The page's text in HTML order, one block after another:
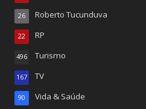
Roberto Tucunduva
26
RP
22
Turismo
496
TV
167
Vida & Saúde
90